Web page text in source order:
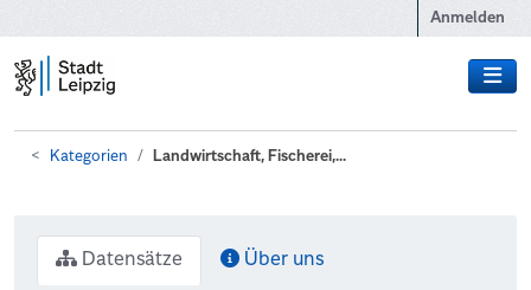
Anmelden
Kategorien Landwirtschaft, Fischerei,...
Datensätze Über uns